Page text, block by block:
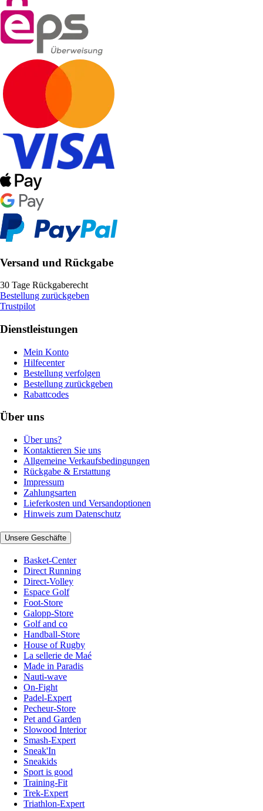
Versand und Rückgabe
30 Tage Rückgaberecht
Bestellung zurückgeben
Trustpilot
Dienstleistungen
Mein Konto
Hilfecenter
Bestellung verfolgen
Bestellung zurückgeben
Rabattcodes
Über uns
Über uns?
Kontaktieren Sie uns
Allgemeine Verkaufsbedingungen
Rückgabe & Erstattung
Impressum
Zahlungsarten
Lieferkosten und Versandoptionen
Hinweis zum Datenschutz
Unsere Geschäfte
Basket-Center
Direct Running
Direct-Volley
Espace Golf
Foot-Store
Galopp-Store
Golf and co
Handball-Store
House of Rugby
La sellerie de Maé
Made in Paradis
Nauti-wave
On-Fight
Padel-Expert
Pecheur-Store
Pet and Garden
Slowood Interior
Smash-Expert
Sneak'In
Sneakids
Sport is good
Training-Fit
Trek-Expert
Triathlon-Expert